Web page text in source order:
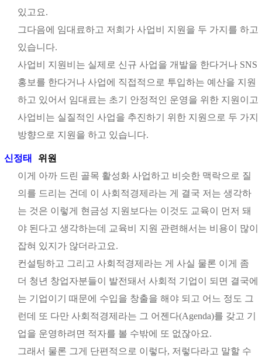
있고요.
그다음에 임대료하고 저희가 사업비 지원을 두 가지를 하고
있습니다.
사업비 지원비는 실제로 신규 사업을 개발을 한다거나 SNS
홍보를 한다거나 사업에 직접적으로 투입하는 예산을 지원
하고 있어서 임대료는 초기 안정적인 운영을 위한 지원이고
사업비는 실질적인 사업을 추진하기 위한 지원으로 두 가지
방향으로 지원을 하고 있습니다.
신정태
위원
이게 아까 드린 골목 활성화 사업하고 비슷한 맥락으로 질
의를 드리는 건데 이 사회적경제라는 게 결국 저는 생각하
는 것은 이렇게 현금성 지원보다는 이것도 교육이 먼저 돼
야 된다고 생각하는데 교육비 지원 관련해서는 비용이 많이
잡혀 있지가 않더라고요.
컨설팅하고 그리고 사회적경제라는 게 사실 물론 이게 좀
더 청년 창업자분들이 발전돼서 사회적 기업이 되면 결국에
는 기업이기 때문에 수입을 창출을 해야 되고 어느 정도 그
런데 또 다만 사회적경제라는 그 어젠다(Agenda)를 갖고 기
업을 운영하려면 적자를 볼 수밖에 또 없잖아요.
그래서 물론 그게 단편적으로 이렇다, 저렇다라고 말할 수